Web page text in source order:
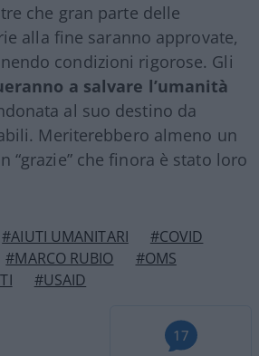
che gran parte delle
alla fine saranno approvate,
condizioni rigorose. Gli
a salvare l’umanità
al suo destino da
Meriterebbero almeno un
“grazie” che finora è stato loro
#AIUTI UMANITARI
#COVID
#MARCO RUBIO
#OMS
#USAID
17